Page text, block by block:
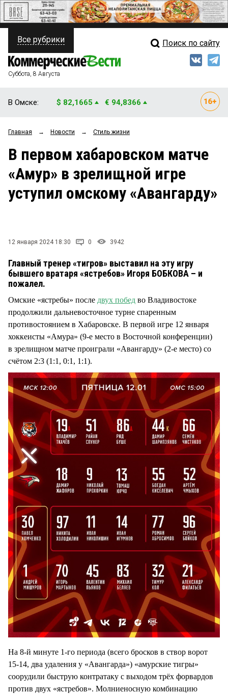
ПОЛИТИКА
ФИНАНСЫ
ОБЩЕСТВО
ЗАКОН
НОВОСТИ КОМПАНИЙ
Свежий выпуск
Рейтинги
Блоги
Архив
Все рубрики Поиск по сайту
Суббота, 8 Августа
В Омске: $ 82,1665 € 94,8366
Главная → Новости → Стиль жизни
В первом хабаровском матче
«Амур» в зрелищной игре
уступил омскому «Авангарду»
12 января 2024 18:30 0 3942
Главный тренер «тигров» выставил на эту игру
бывшего вратаря «ястребов» Игоря БОБКОВА – и
пожалел.
Омские «ястребы» после двух побед во Владивостоке
продолжили дальневосточное турне спаренным
противостоянием в Хабаровске. В первой игре 12 января
хоккеисты «Амура» (9-е место в Восточной конференции)
в зрелищном матче проиграли «Авангарду» (2-е место) со
счётом 2:3 (1:1, 0:1, 1:1).
На 8-й минуте 1-го периода (всего бросков в створ ворот
15-14, два удаления у «Авангарда») «амурские тигры»
соорудили быструю контратаку с выходом трёх форвардов
против двух «ястребов». Молниеносную комбинацию